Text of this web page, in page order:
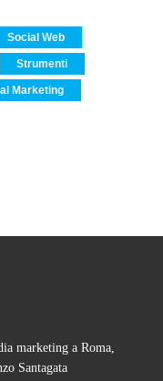
Social Web
Strumenti
Marketing
marketing a Roma,
Santagata